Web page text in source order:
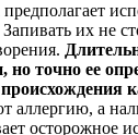
их не
но точно ее
происхождения
аллергию, а
осторожное